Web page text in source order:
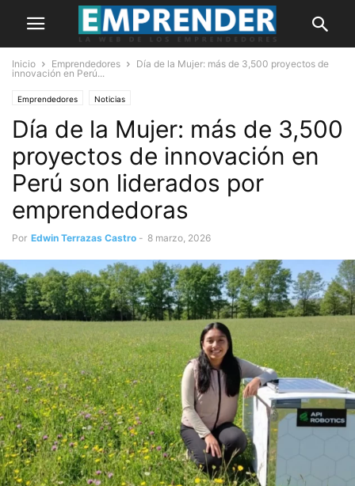
Inicio Emprendedores
Día de la Mujer: más de 3,500 proyectos de
innovación en Perú...
Emprendedores Noticias
Día de la Mujer: más de 3,500
proyectos de innovación en
Perú son liderados por
emprendedoras
Por Edwin Terrazas Castro - 8 marzo, 2026